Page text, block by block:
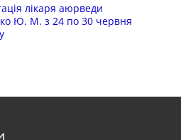
лікаря аюрведи
Ю. М. з 24 по 30 червня